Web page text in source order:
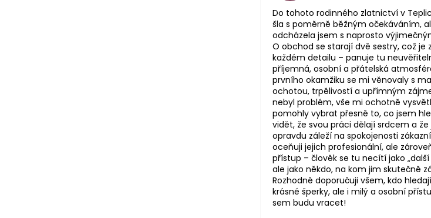
Do tohoto rodinného zlatnictví v
šla s poměrně běžným očekáváním,
odcházela jsem s naprosto
O obchod se starají dvě sestry, což je
každém detailu – panuje tu
příjemná, osobní a přátelská
prvního okamžiku se mi věnovaly s
ochotou, trpělivostí a upřímným
nebyl problém, vše mi ochotně
pomohly vybrat přesně to, co jsem
vidět, že svou práci dělají srdcem a že
opravdu záleží na spokojenosti
oceňuji jejich profesionální, ale
přístup – člověk se tu necítí jako „další
ale jako někdo, na kom jim skutečně
Rozhodně doporučuji všem, kdo
krásné šperky, ale i milý a osobní
sem budu vracet!